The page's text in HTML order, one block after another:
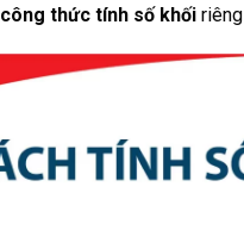
công thức tính số khối riêng